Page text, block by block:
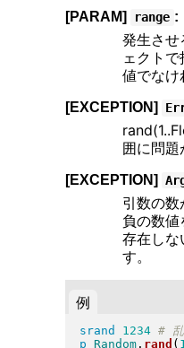
[PARAM] range :
発生させ
ェクト
値でなけ
[EXCEPTION]
囲に問題
[EXCEPTION]
引数の数
負の数
存在しな
す。
例
srand 1234
p
Random. rand (